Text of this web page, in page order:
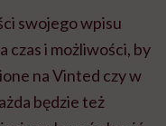
swojego wpisu
czas i możliwości, by
na Vinted czy w
będzie też